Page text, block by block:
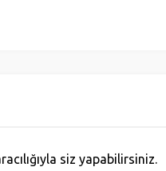
siz yapabilirsiniz.